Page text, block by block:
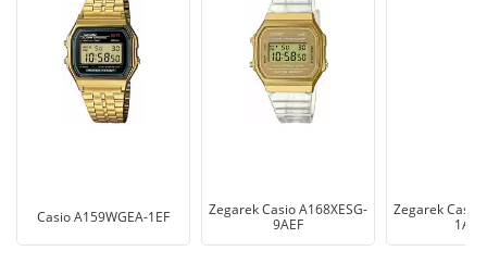
Casio A159WGEA-1EF
Zegarek Casio A168XESG-
9AEF
Zegarek Casio